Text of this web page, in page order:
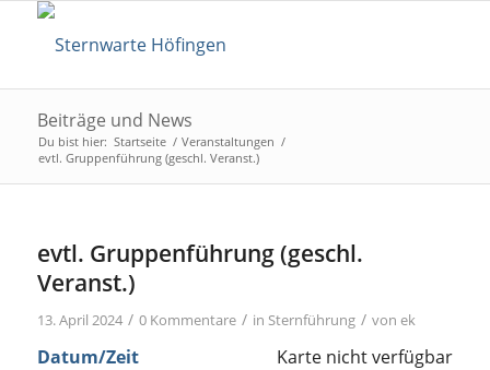
Beiträge und News
Du bist hier: Startseite / Veranstaltungen /
evtl. Gruppenführung (geschl. Veranst.)
evtl. Gruppenführung (geschl.
Veranst.)
13. April 2024 / 0 Kommentare / in Sternführung / von ek
Karte nicht verfügbar
Datum/Zeit